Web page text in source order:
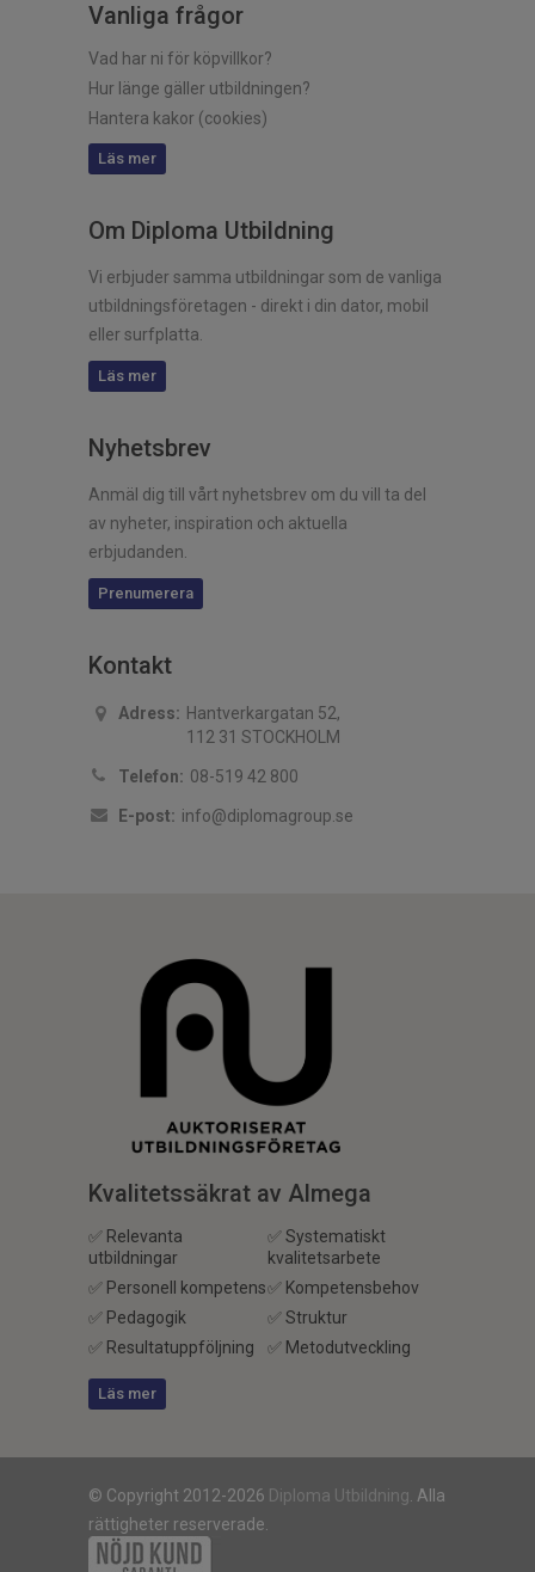
Vanliga frågor
Vad har ni för köpvillkor?
Hur länge gäller utbildningen?
Hantera kakor (cookies)
Läs mer
Om Diploma Utbildning
Vi erbjuder samma utbildningar som de vanliga
utbildningsföretagen - direkt i din dator, mobil
eller surfplatta.
Läs mer
Nyhetsbrev
Anmäl dig till vårt nyhetsbrev om du vill ta del
av nyheter, inspiration och aktuella
erbjudanden.
Prenumerera
Kontakt
Adress: Hantverkargatan 52,
112 31 STOCKHOLM
Telefon: 08-519 42 800
E-post: info@diplomagroup.se
Kvalitetssäkrat av Almega
✅ Relevanta
utbildningar
✅ Personell kompetens
✅ Pedagogik
✅ Resultatuppföljning
✅ Systematiskt
kvalitetsarbete
✅ Kompetensbehov
✅ Struktur
✅ Metodutveckling
Läs mer
© Copyright 2012-2026 Diploma Utbildning. Alla
rättigheter reserverade.